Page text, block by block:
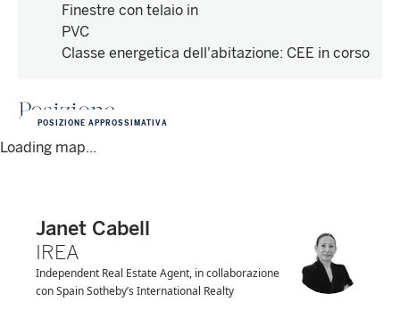
Finestre con telaio in
PVC
Classe energetica dell'abitazione: CEE in corso
Posizione
Loading map...
POSIZIONE APPROSSIMATIVA
Janet Cabell
IREA
Independent Real Estate Agent, in collaborazione
con Spain Sotheby’s International Realty